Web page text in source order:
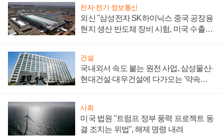
전자·전기·정보통신
외신 "삼성전자 SK하이닉스 중국 공장용
현지 생산 반도체 장비 시험, 미국 수출통
건설
국내외서 속도 붙는 원전 사업, 삼성물산·
현대건설·대우건설에 다가오는 '약속의
사회
미국 법원 "트럼프 정부 풍력 프로젝트 동
결 조치는 위법", 해제 명령 내려